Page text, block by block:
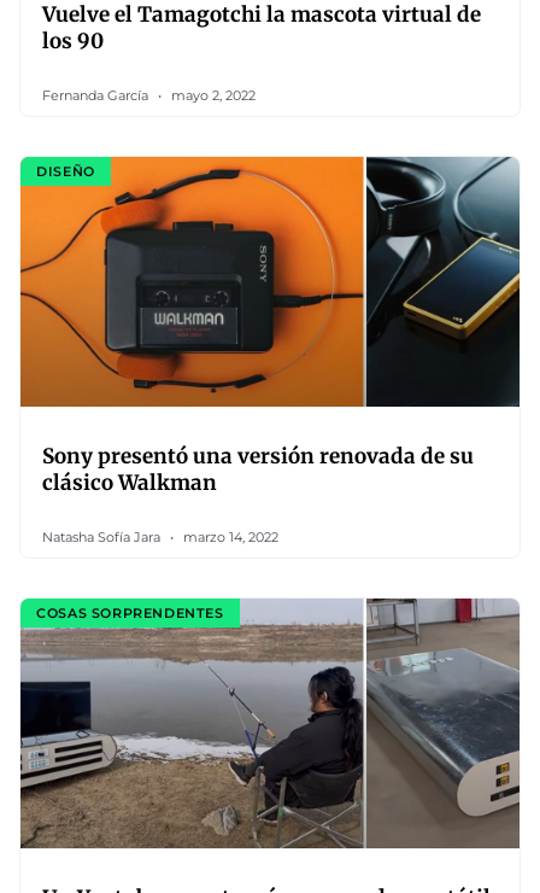
Vuelve el Tamagotchi la mascota virtual de
los 90
Fernanda García mayo 2, 2022
DISEÑO
Sony presentó una versión renovada de su
clásico Walkman
Natasha Sofía Jara marzo 14, 2022
COSAS SORPRENDENTES